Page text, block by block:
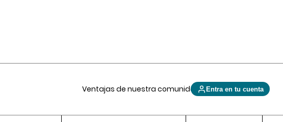
Ventajas de nuestra comunidad Entra en tu cuenta